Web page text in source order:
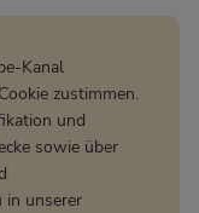
Kanal
zustimmen.
und
sowie über
in unserer